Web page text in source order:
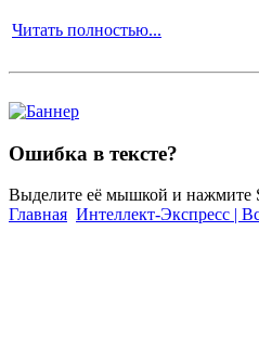
Читать полностью...
Ошибка в тексте?
Выделите её мышкой и нажмите
Главная Интеллект-Экспресс |